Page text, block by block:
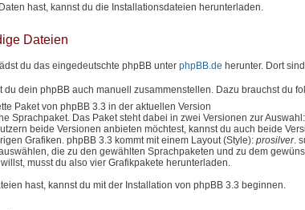
hast, kannst du die Installationsdateien herunterladen.
Dateien
du das eingedeutschte phpBB unter phpBB.de herunter. Dort
du dein phpBB auch manuell zusammenstellen. Dazu brauchst du
Paket von phpBB 3.3 in der aktuellen Version
Sprachpaket. Das Paket steht dabei in zwei Versionen zur
beide Versionen anbieten möchtest, kannst du auch beide
Grafiken. phpBB 3.3 kommt mit einem Layout (Style): prosilver.
die zu den gewählten Sprachpaketen und zu dem
musst du also vier Grafikpakete herunterladen.
hast, kannst du mit der Installation von phpBB 3.3 beginnen.